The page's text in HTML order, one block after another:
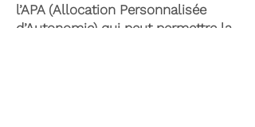
l’APA (Allocation Personnalisée
d’Autonomie) qui peut permettre la